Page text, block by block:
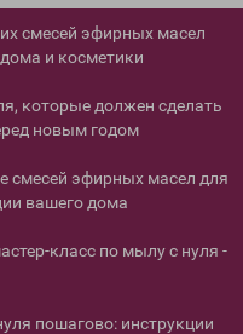
смесей эфирных масел
и косметики
которые должен сделать
новым годом
смесей эфирных масел для
вашего дома
класс по мылу с нуля -
пошагово: инструкции